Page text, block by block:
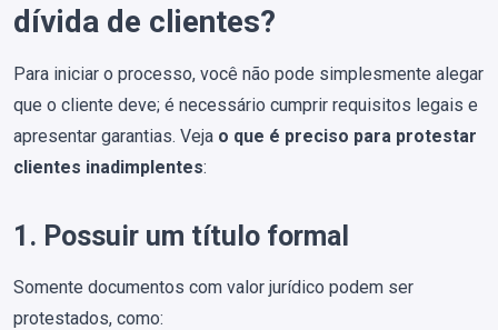
dívida de clientes?
Para iniciar o processo, você não pode simplesmente alegar
que o cliente deve; é necessário cumprir requisitos legais e
apresentar garantias. Veja o que é preciso para protestar
clientes inadimplentes:
1. Possuir um título formal
Somente documentos com valor jurídico podem ser
protestados, como: